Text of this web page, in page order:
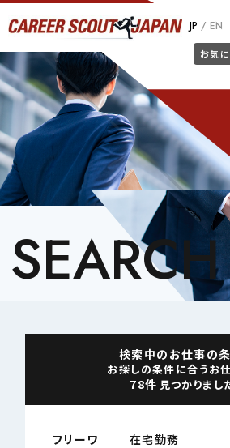
JP / EN
お気
TOP
JOB SEARCH
CONSULTANTS
JOB SEEKERS
CLIENT
JOIN
詐
CONTSCT US
SEARCH
検索中のお仕事の
お探しの条件に合うお
78件 見つかりまし
フリーワ
在宅勤務